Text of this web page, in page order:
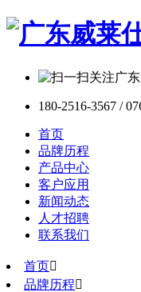
180-2516-3567 /
首页
品牌历程
产品中心
客户应用
新闻动态
人才招聘
联系我们
首页
品牌历程